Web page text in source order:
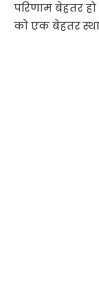
परिणाम बेहतर
को एक बेहतर स्थान